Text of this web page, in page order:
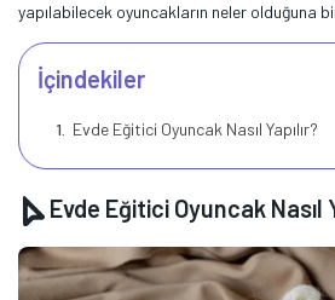
yapılabilecek oyuncakların neler olduğuna
İçindekiler
Evde Eğitici Oyuncak Nasıl Yapılır?
Evde Eğitici Oyuncak Nasıl